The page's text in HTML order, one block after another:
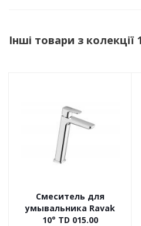
Інші товари з колекції
Смеситель для
умывальника Ravak
10° TD 015.00